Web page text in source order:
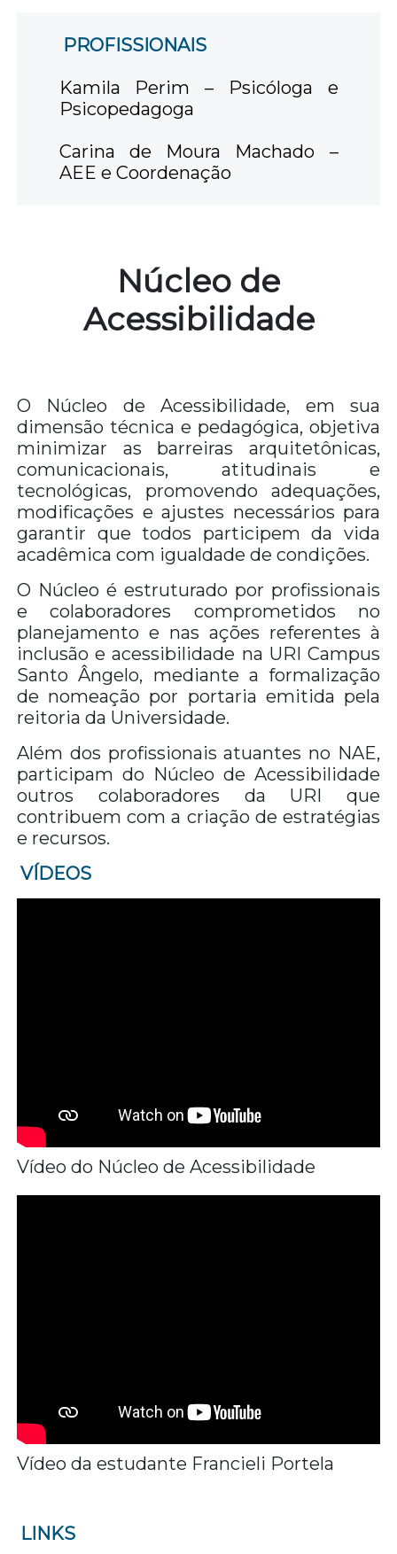
PROFISSIONAIS
Kamila Perim – Psicóloga e
Psicopedagoga
Carina de Moura Machado –
AEE e Coordenação
Núcleo de
Acessibilidade
O Núcleo de Acessibilidade, em sua
dimensão técnica e pedagógica, objetiva
minimizar as barreiras arquitetônicas,
comunicacionais, atitudinais e
tecnológicas, promovendo adequações,
modificações e ajustes necessários para
garantir que todos participem da vida
acadêmica com igualdade de condições.
O Núcleo é estruturado por profissionais
e colaboradores comprometidos no
planejamento e nas ações referentes à
inclusão e acessibilidade na URI Campus
Santo Ângelo, mediante a formalização
de nomeação por portaria emitida pela
reitoria da Universidade.
Além dos profissionais atuantes no NAE,
participam do Núcleo de Acessibilidade
outros colaboradores da URI que
contribuem com a criação de estratégias
e recursos.
VÍDEOS
Vídeo do Núcleo de Acessibilidade
Vídeo da estudante Francieli Portela
LINKS